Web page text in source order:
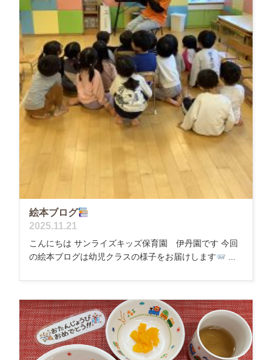
絵本ブログ
2025.11.21
こんにちは サンライズキッズ保育園 伊丹園です 今回
の絵本ブログは幼児クラスの様子をお届けします
...